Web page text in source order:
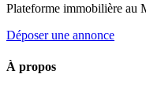
Plateforme immobilière au
Déposer une annonce
À propos